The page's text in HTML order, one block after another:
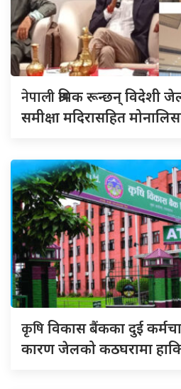
नेपालीश्रमिक रून्छन् विदेशी
समीक्षा मदिरासहित
कृषिविकास बैंकका दुई
कारण जेलको कठघरामा